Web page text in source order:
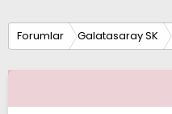
Forumlar Galatasaray SK